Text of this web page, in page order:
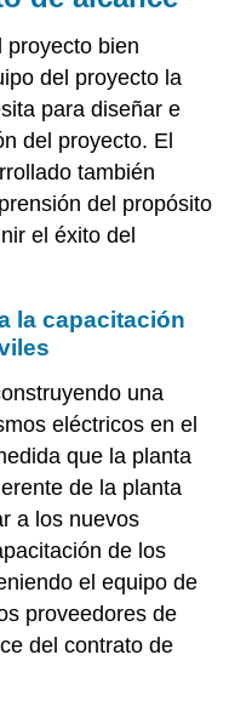
proyecto bien
del proyecto la
para diseñar e
del proyecto. El
también
del propósito
el éxito del
la capacitación
una
eléctricos en el
que la planta
de la planta
a los nuevos
de los
el equipo de
proveedores de
del contrato de